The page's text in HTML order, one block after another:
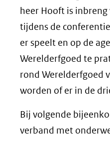
heer Hooft is
tijdens de
er speelt en op de
Werelderfgoed te
rond Werelderfgoed
worden of er in de
Bij volgende
verband met